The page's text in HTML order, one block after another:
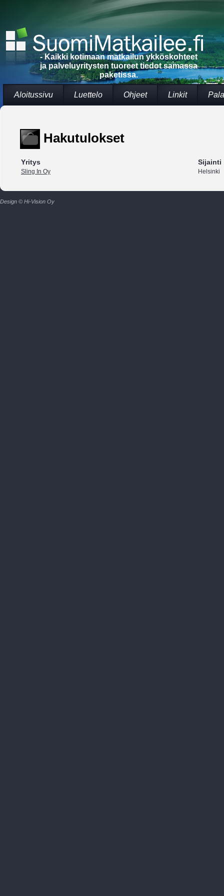
- Kaikki kotimaan matkailun ykköskohteet
ja palveluyritysten tuoreet tiedot samassa
paketissa.
Aloitussivu Luettelo Ohjeet Linkit
Hakutulokset
Yritys Sijainti
Sling In Oy Helsinki
Design © Hi-Vision Oy